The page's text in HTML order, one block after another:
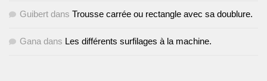
Guibert dans Trousse carrée ou rectangle avec sa doublure.
Gana dans Les différents surfilages à la machine.